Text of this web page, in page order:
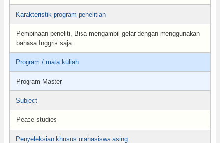
Karakteristik program penelitian
Pembinaan peneliti, Bisa mengambil gelar dengan menggunakan
bahasa Inggris saja
Program / mata kuliah
Program Master
Subject
Peace studies
Penyeleksian khusus mahasiswa asing